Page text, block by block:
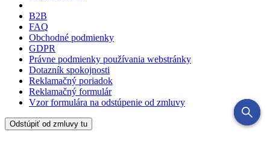
B2B
FAQ
Obchodné podmienky
GDPR
Právne podmienky používania webstránky
Dotazník spokojnosti
Reklamačný poriadok
Reklamačný formulár
Vzor formulára na odstúpenie od zmluvy
Odstúpiť od zmluvy tu